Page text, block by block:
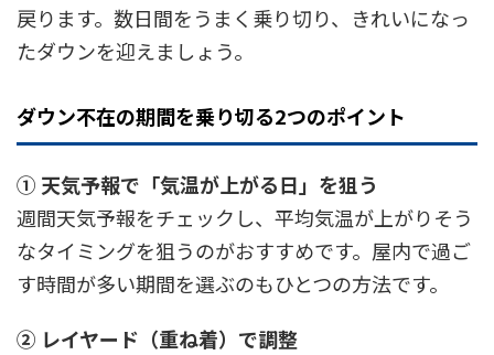
戻ります。数日間をうまく乗り切り、きれいになっ
たダウンを迎えましょう。
ダウン不在の期間を乗り切る2つのポイント
① 天気予報で「気温が上がる日」を狙う
週間天気予報をチェックし、平均気温が上がりそう
なタイミングを狙うのがおすすめです。屋内で過ご
す時間が多い期間を選ぶのもひとつの方法です。
② レイヤード（重ね着）で調整